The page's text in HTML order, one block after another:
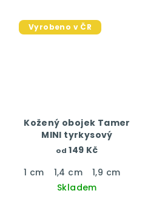
4 cm
Vyrobeno v ČR
Kožený obojek Tamer
MINI tyrkysový
od 149 Kč
1 cm
1,4 cm
1,9 cm
Skladem